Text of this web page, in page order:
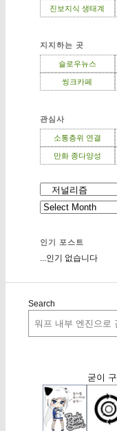
진보지식 생태계
지지하는 곳
슬로우뉴스
씽크카페
관심사
소통층위 연결
만화 종다양성
인기 포스트
...인기 없습니다
Search
굳이